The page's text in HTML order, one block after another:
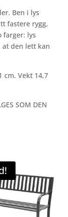
Ben i lys
fastere rygg,
farger: lys
at den lett kan
cm. Vekt 14,7
SOM DEN